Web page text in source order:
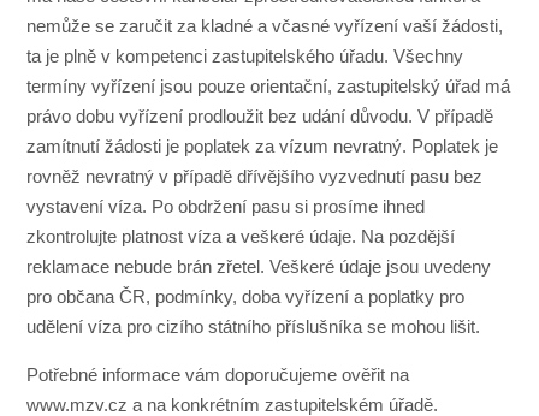
nemůže se zaručit za kladné a včasné vyřízení vaší žádosti,
ta je plně v kompetenci zastupitelského úřadu. Všechny
termíny vyřízení jsou pouze orientační, zastupitelský úřad má
právo dobu vyřízení prodloužit bez udání důvodu. V případě
zamítnutí žádosti je poplatek za vízum nevratný. Poplatek je
rovněž nevratný v případě dřívějšího vyzvednutí pasu bez
vystavení víza. Po obdržení pasu si prosíme ihned
zkontrolujte platnost víza a veškeré údaje. Na pozdější
reklamace nebude brán zřetel. Veškeré údaje jsou uvedeny
pro občana ČR, podmínky, doba vyřízení a poplatky pro
udělení víza pro cizího státního příslušníka se mohou lišit.
Potřebné informace vám doporučujeme ověřit na
www.mzv.cz a na konkrétním zastupitelském úřadě.